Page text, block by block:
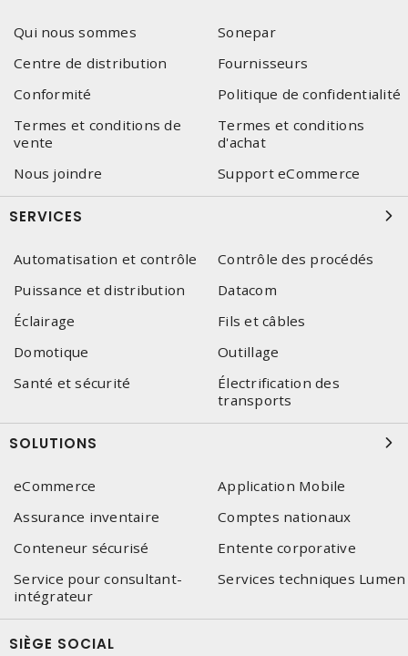
Qui nous sommes
Sonepar
Centre de distribution
Fournisseurs
Conformité
Politique de confidentialité
Termes et conditions de
vente
Termes et conditions
d'achat
Nous joindre
Support eCommerce
SERVICES
Automatisation et contrôle
Contrôle des procédés
Puissance et distribution
Datacom
Éclairage
Fils et câbles
Domotique
Outillage
Santé et sécurité
Électrification des
transports
SOLUTIONS
eCommerce
Application Mobile
Assurance inventaire
Comptes nationaux
Conteneur sécurisé
Entente corporative
Service pour consultant-
intégrateur
Services techniques Lumen
SIÈGE SOCIAL